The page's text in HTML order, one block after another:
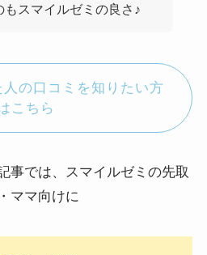
もスマイルゼミの良さ♪
の口コミを知りたい方
こちら
事では、スマイルゼミの先取
ママ向けに